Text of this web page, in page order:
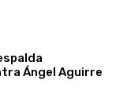
Ángel Aguirre